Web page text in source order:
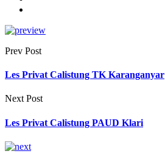
Prev Post
Les Privat Calistung TK Karanganyar
Next Post
Les Privat Calistung PAUD Klari